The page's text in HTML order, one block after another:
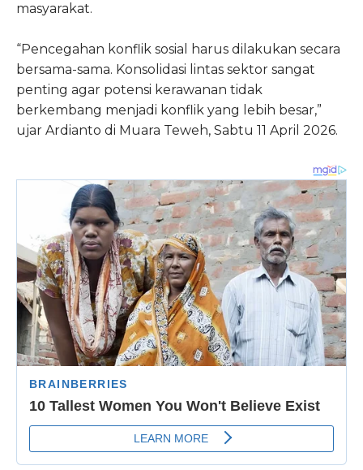
masyarakat.
“Pencegahan konflik sosial harus dilakukan secara
bersama-sama. Konsolidasi lintas sektor sangat
penting agar potensi kerawanan tidak
berkembang menjadi konflik yang lebih besar,”
ujar Ardianto di Muara Teweh, Sabtu 11 April 2026.